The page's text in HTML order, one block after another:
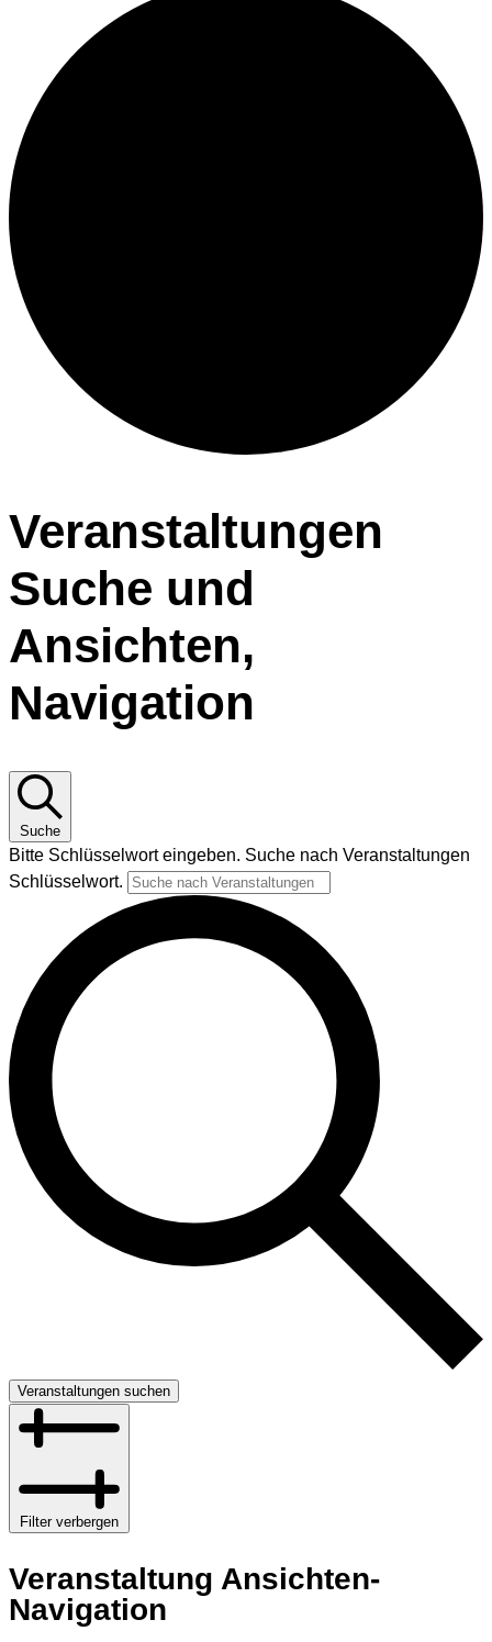
Veranstaltungen
Veranstaltungen
Suche und
Ansichten,
Navigation
Suche
Bitte Schlüsselwort eingeben. Suche nach Veranstaltungen
Schlüsselwort.
Veranstaltungen suchen
Filter verbergen
Veranstaltung Ansichten-
Navigation